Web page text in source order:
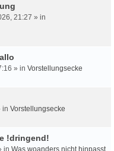
21:27 » in
» in Vorstellungsecke
in Vorstellungsecke
!dringend!
in Was woanders nicht hinpasst